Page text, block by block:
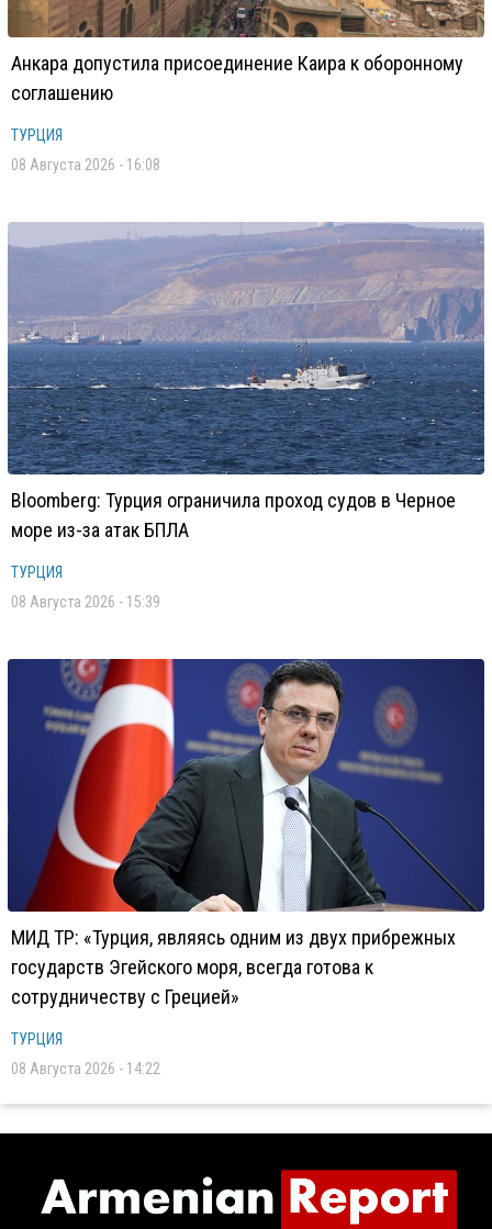
Анкара допустила присоединение Каира к оборонному
соглашению
ТУРЦИЯ
08 Августа 2026 - 16:08
Bloomberg: Турция ограничила проход судов в Черное
море из-за атак БПЛА
ТУРЦИЯ
08 Августа 2026 - 15:39
МИД ТР: «Турция, являясь одним из двух прибрежных
государств Эгейского моря, всегда готова к
сотрудничеству с Грецией»
ТУРЦИЯ
08 Августа 2026 - 14:22